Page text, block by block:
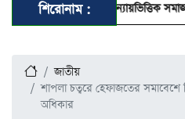
শিরোনাম :
ওলামারাই ন্যায়ভিত্তিক সমাজ গঠনের
জাতীয়
শাপলা চত্বরে হেফাজতের
অধিকার